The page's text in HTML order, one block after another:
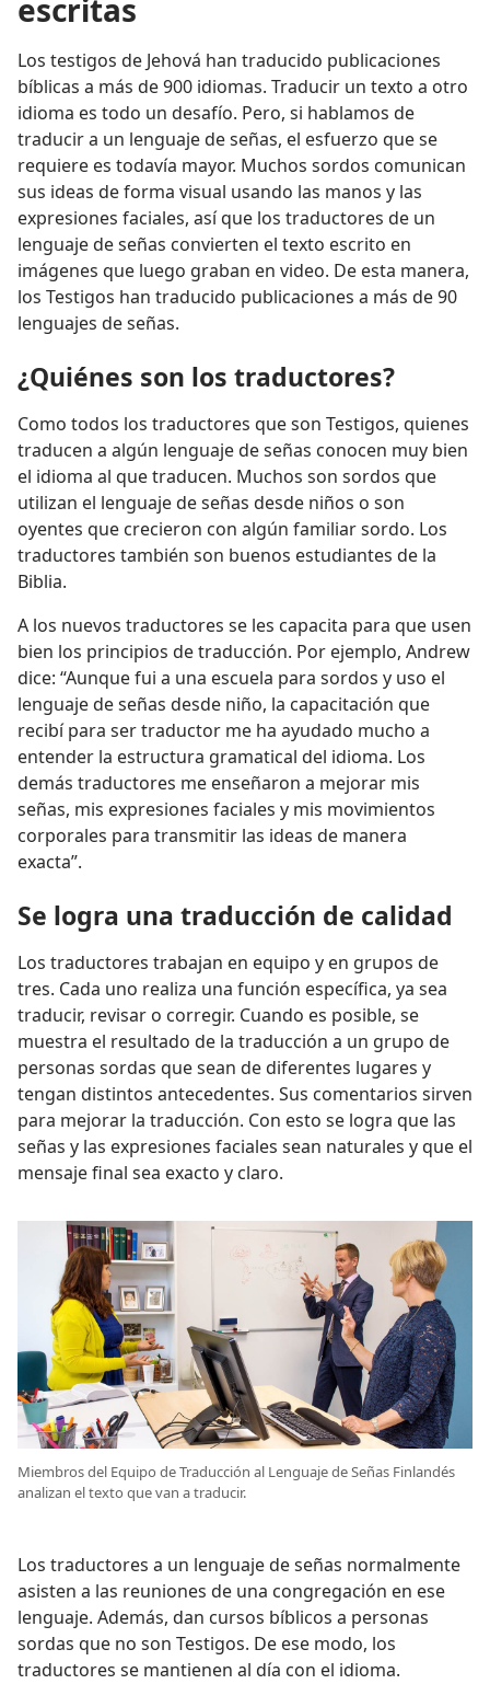
escritas
Los testigos de Jehová han traducido publicaciones
bíblicas a más de 900 idiomas. Traducir un texto a otro
idioma es todo un desafío. Pero, si hablamos de
traducir a un lenguaje de señas, el esfuerzo que se
requiere es todavía mayor. Muchos sordos comunican
sus ideas de forma visual usando las manos y las
expresiones faciales, así que los traductores de un
lenguaje de señas convierten el texto escrito en
imágenes que luego graban en video. De esta manera,
los Testigos han traducido publicaciones a más de 90
lenguajes de señas.
¿Quiénes son los traductores?
Como todos los traductores que son Testigos, quienes
traducen a algún lenguaje de señas conocen muy bien
el idioma al que traducen. Muchos son sordos que
utilizan el lenguaje de señas desde niños o son
oyentes que crecieron con algún familiar sordo. Los
traductores también son buenos estudiantes de la
Biblia.
A los nuevos traductores se les capacita para que usen
bien los principios de traducción. Por ejemplo, Andrew
dice: “Aunque fui a una escuela para sordos y uso el
lenguaje de señas desde niño, la capacitación que
recibí para ser traductor me ha ayudado mucho a
entender la estructura gramatical del idioma. Los
demás traductores me enseñaron a mejorar mis
señas, mis expresiones faciales y mis movimientos
corporales para transmitir las ideas de manera
exacta”.
Se logra una traducción de calidad
Los traductores trabajan en equipo y en grupos de
tres. Cada uno realiza una función específica, ya sea
traducir, revisar o corregir. Cuando es posible, se
muestra el resultado de la traducción a un grupo de
personas sordas que sean de diferentes lugares y
tengan distintos antecedentes. Sus comentarios sirven
para mejorar la traducción. Con esto se logra que las
señas y las expresiones faciales sean naturales y que el
mensaje final sea exacto y claro.
Miembros del Equipo de Traducción al Lenguaje de Señas Finlandés
analizan el texto que van a traducir.
Los traductores a un lenguaje de señas normalmente
asisten a las reuniones de una congregación en ese
lenguaje. Además, dan cursos bíblicos a personas
sordas que no son Testigos. De ese modo, los
traductores se mantienen al día con el idioma.